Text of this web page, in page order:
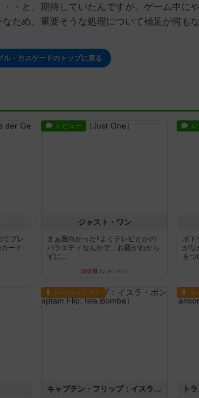
・と、期待していたんですが、ゲーム中に
ため、重要そうな処理について補足が何も
ル・カスケードのトップに戻る
てプレ
ード
レビュー
ジャスト・ワン
まぁ面白かった‼️よくテレビとかの
バラエティなんかで、お題がわから
ずに...
20分前 by みいやん
ボド
がな
をつ
ルール/インスト
キャプテン・フリップ：イスラ・ボンバ
ル